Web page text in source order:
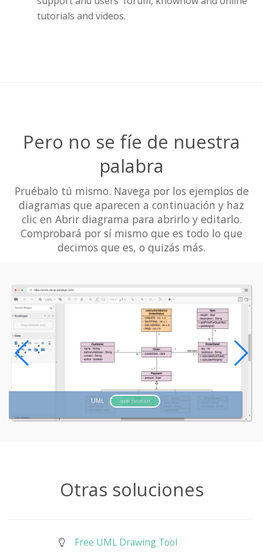
tutorials and videos.
Pero no se fíe de nuestra
palabra
Pruébalo tú mismo. Navega por los ejemplos de
diagramas que aparecen a continuación y haz
clic en Abrir diagrama para abrirlo y editarlo.
Comprobará por sí mismo que es todo lo que
decimos que es, o quizás más.
UML ABRIR DIAGRAMA
Otras soluciones
Free UML Drawing Tool